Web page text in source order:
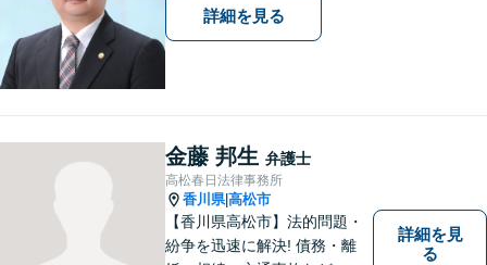
詳細を見る
金藤 邦生 弁護士
高松春日法律事務所
香川県|高松市
【香川県高松市】法的問題・
紛争を迅速に解決! 債務・離
詳細を見
る